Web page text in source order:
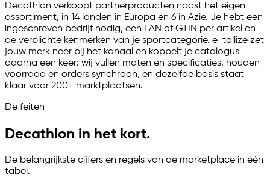
Decathlon verkoopt partnerproducten naast het eigen
assortiment, in 14 landen in Europa en 6 in Azië. Je hebt een
ingeschreven bedrijf nodig, een EAN of GTIN per artikel en
de verplichte kenmerken van je sportcategorie. e-tailize zet
jouw merk neer bij het kanaal en koppelt je catalogus
daarna een keer: wij vullen maten en specificaties, houden
voorraad en orders synchroon, en dezelfde basis staat
klaar voor 200+ marktplaatsen.
De feiten
Decathlon in het kort.
De belangrijkste cijfers en regels van de marketplace in één
tabel.